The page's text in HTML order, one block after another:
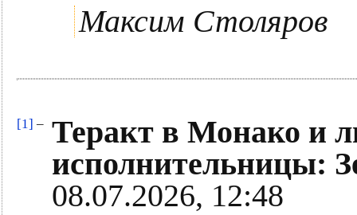
Максим Столяров
[1] – Теракт в Монако и
исполнительницы:
08.07.2026, 12:48